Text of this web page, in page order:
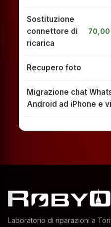
Sostituzione
connettore di
ricarica
70,00
Recupero foto
Migrazione chat
Android ad iPhone e
Laboratorio di riparazioni a